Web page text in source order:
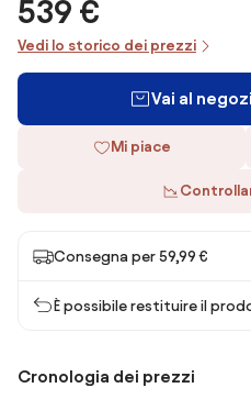
539 €
Vedi lo storico dei prezzi
Vai al
Mi piace
Consegna per 59,99 €
È possibile restituire il
Cronologia dei prezzi